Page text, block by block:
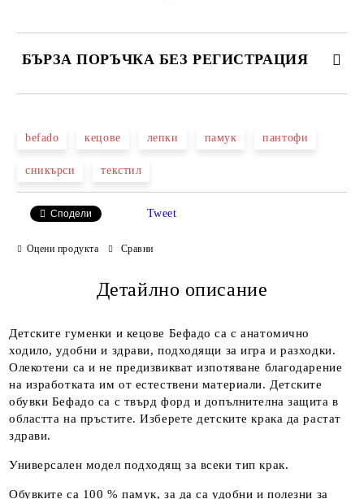
БЪРЗА ПОРЪЧКА БЕЗ РЕГИСТРАЦИЯ
Ние ще се свържем с вас в рамките на работния ден.
befado кецове лепки памук пантофи
сникърси текстил
Сподели Tweet
Оцени продукта Сравни
Детайлно описание
Детските гуменки и кецове Бефадо са с анатомично
ходило, удобни и здрави, подходящи за игра и разходки.
Олекотени са и не предизвикват изпотяване благодарение
на изработката им от естествени материали. Детските
обувки Бефадо са с твърд форд и допълнителна защита в
областта на пръстите. Изберете детските крака да растат
здрави.
Универсален модел подходящ за всеки тип крак.
Обувките са 100 % памук, за да са удобни и полезни за